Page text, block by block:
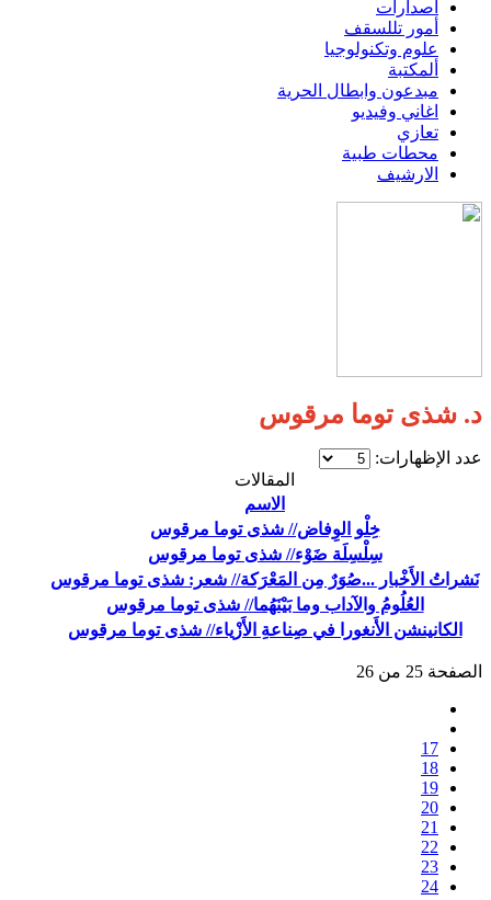
اصدارات
أمور تللسقف
علوم وتكنولوجيا
ألمكتبة
مبدعون وابطال الحرية
اغاني وفيديو
تعازي
محطات طبية
الارشيف
د. شذى توما مرقوس
عدد الإظهارات:
المقالات
الاسم
خِلْو الوِفاض// شذى توما مرقوس
سِلْسِلَة ضَوْء// شذى توما مرقوس
نَشراتُ الأَخْبار ...صُوَرٌ مِن المَعْرَكة// شعر: شذى توما مرقوس
العُلُومُ والآداب وما بَيْنَهُما// شذى توما مرقوس
الكانينشن الأَنغورا في صِناعةِ الأَزْياء// شذى توما مرقوس
الصفحة 25 من 26
17
18
19
20
21
22
23
24